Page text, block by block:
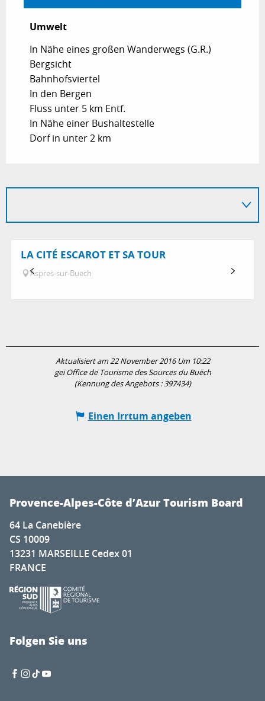
Umwelt
Umwelt
In Nähe eines großen Wanderwegs (G.R.)
Bergsicht
Bahnhofsviertel
In den Bergen
Fluss unter 5 km Entf.
In Nähe einer Bushaltestelle
Dorf in unter 2 km
LA CITÉ ESCAROT ET SA TOUR
Aspres-sur-Buëch
Aktualisiert am 22 November 2016 Um 10:22
gei Office de Tourisme des Sources du Buëch
(Kennung des Angebots :397434)
Einen Irrtum angeben
Provence-Alpes-Côte d’Azur Tourism Board
64 La Canebière
CS 10009
13231 MARSEILLE Cedex 01
FRANCE
Folgen Sie uns